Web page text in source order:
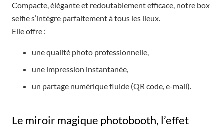
Compacte, élégante et redoutablement efficace, notre box
selfie s’intègre parfaitement à tous les lieux.
Elle offre :
une qualité photo professionnelle,
une impression instantanée,
un partage numérique fluide (QR code, e-mail).
Le miroir magique photobooth, l’effet